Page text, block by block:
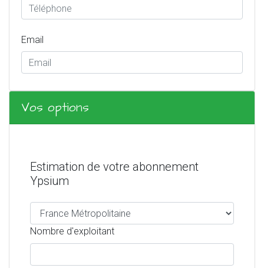
Email
Vos options
Estimation de votre abonnement
Ypsium
Nombre d'exploitant